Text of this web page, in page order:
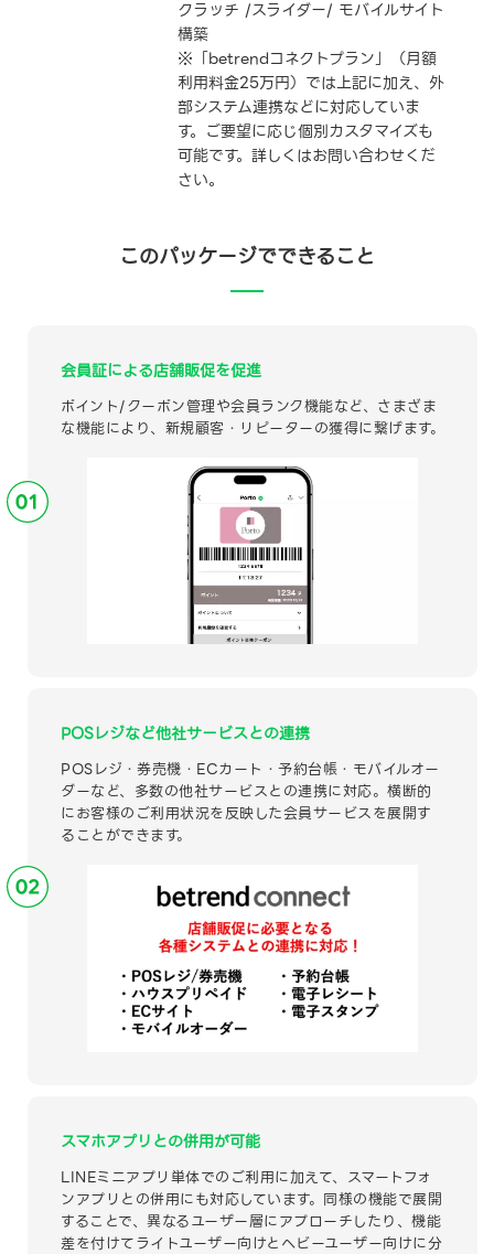
クラッチ /スライダー/ モバイルサイト
構築
※「betrendコネクトプラン」（月額
利用料金25万円）では上記に加え、外
部システム連携などに対応していま
す。ご要望に応じ個別カスタマイズも
可能です。詳しくはお問い合わせくだ
さい。
このパッケージでできること
会員証による店舗販促を促進
ポイント/クーポン管理や会員ランク機能など、さまざま
な機能により、新規顧客・リピーターの獲得に繋げます。
POSレジなど他社サービスとの連携
POSレジ・券売機・ECカート・予約台帳・モバイルオー
ダーなど、多数の他社サービスとの連携に対応。横断的
にお客様のご利用状況を反映した会員サービスを展開す
ることができます。
スマホアプリとの併用が可能
LINEミニアプリ単体でのご利用に加えて、スマートフォ
ンアプリとの併用にも対応しています。同様の機能で展開
することで、異なるユーザー層にアプローチしたり、機能
差を付けてライトユーザー向けとヘビーユーザー向けに分